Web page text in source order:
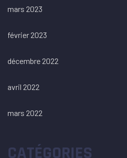
mars 2023
février 2023
décembre 2022
avril 2022
mars 2022
CATÉGORIES